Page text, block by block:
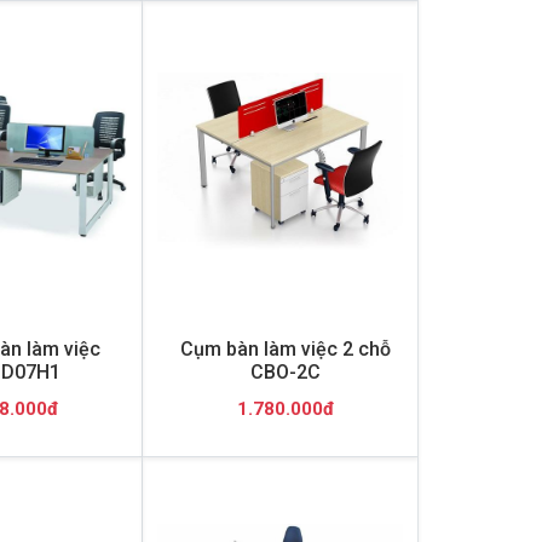
làm việc
Cụm bàn làm việc 2 chỗ
CBO-2C
1.780.000đ